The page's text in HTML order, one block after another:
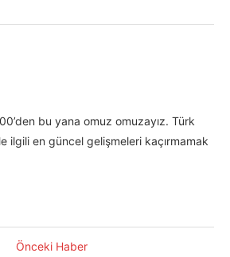
bu yana omuz omuzayız. Türk
ilgili en güncel gelişmeleri kaçırmamak
Önceki Haber